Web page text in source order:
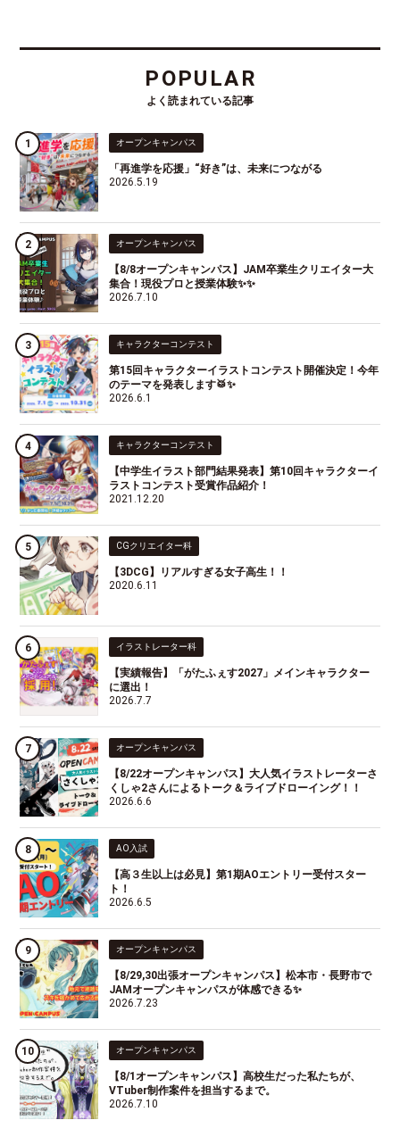
POPULAR
よく読まれている記事
オープンキャンパス
「再進学を応援」“好き”は、未来につながる
2026.5.19
オープンキャンパス
【8/8オープンキャンパス】JAM卒業生クリエイター大
集合！現役プロと授業体験✨✨
2026.7.10
キャラクターコンテスト
第15回キャラクターイラストコンテスト開催決定！今年
のテーマを発表します🥁✨
2026.6.1
キャラクターコンテスト
【中学生イラスト部門結果発表】第10回キャラクターイ
ラストコンテスト受賞作品紹介！
2021.12.20
CGクリエイター科
【3DCG】リアルすぎる女子高生！！
2020.6.11
イラストレーター科
【実績報告】「がたふぇす2027」メインキャラクター
に選出！
2026.7.7
オープンキャンパス
【8/22オープンキャンパス】大人気イラストレーターさ
くしゃ2さんによるトーク＆ライブドローイング！！
2026.6.6
AO入試
【高３生以上は必見】第1期AOエントリー受付スター
ト！
2026.6.5
オープンキャンパス
【8/29,30出張オープンキャンパス】松本市・長野市で
JAMオープンキャンパスが体感できる✨
2026.7.23
オープンキャンパス
【8/1オープンキャンパス】高校生だった私たちが、
VTuber制作案件を担当するまで。
2026.7.10